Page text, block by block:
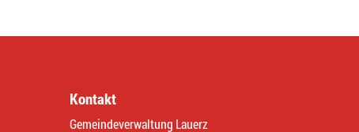
Kontakt
Gemeindeverwaltung Lauerz